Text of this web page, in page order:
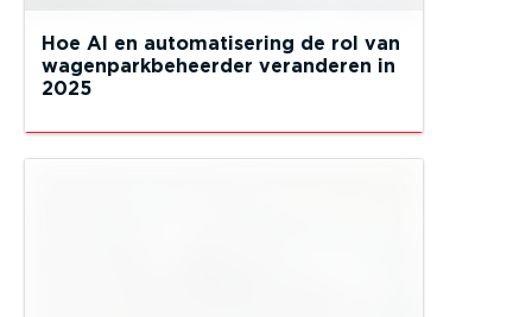
Hoe AI en automatisering de rol van
wagenparkbeheerder veranderen in
2025